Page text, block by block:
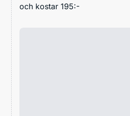
och kostar 195:-